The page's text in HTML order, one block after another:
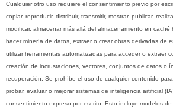
Cualquier otro uso requiere el consentimiento previo por
copiar, reproducir, distribuir, transmitir, mostrar, publicar,
modificar, almacenar más allá del almacenamiento en
hacer minería de datos, extraer o crear obras derivadas de
utilizar herramientas automatizadas para acceder o extraer
creación de incrustaciones, vectores, conjuntos de datos o
recuperación. Se prohíbe el uso de cualquier contenido para
probar, evaluar o mejorar sistemas de inteligencia artificial
consentimiento expreso por escrito. Esto incluye modelos